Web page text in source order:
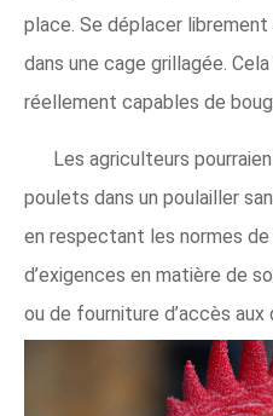
place. Se déplacer librement
dans une cage grillagée.
réellement capables de
Les agriculteurs
poulets dans un poulailler
en respectant les normes de
d’exigences en matière de
ou de fourniture d’accès aux